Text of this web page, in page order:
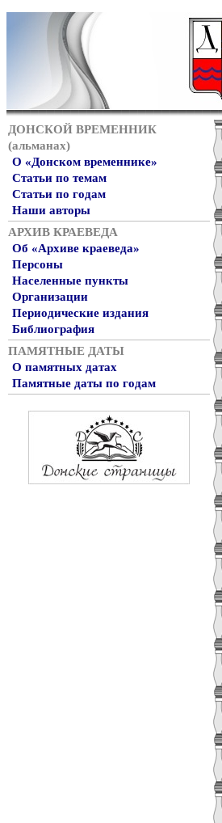
ДОНСКОЙ ВРЕМЕННИК
(альманах)
О «Донском временнике»
Статьи по темам
Статьи по годам
Наши авторы
АРХИВ КРАЕВЕДА
Об «Архиве краеведа»
Персоны
Населенные пункты
Организации
Периодические издания
Библиография
ПАМЯТНЫЕ ДАТЫ
О памятных датах
Памятные даты по годам